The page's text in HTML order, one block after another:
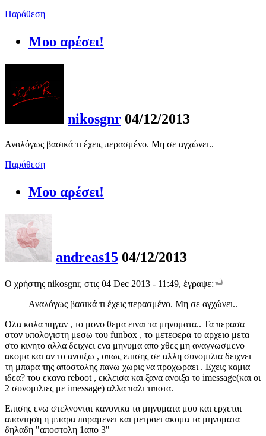
Παράθεση
Μου αρέσει!
nikosgnr 04/12/2013
Αναλόγως βασικά τι έχεις περασμένο. Μη σε αγχώνει..
Παράθεση
Μου αρέσει!
andreas15 04/12/2013
Ο χρήστης nikosgnr, στις 04 Dec 2013 - 11:49, έγραψε:
Αναλόγως βασικά τι έχεις περασμένο. Μη σε αγχώνει..
Ολα καλα πηγαν , το μονο θεμα ειναι τα μηνυματα.. Τα περασα
στον υπολογιστη μεσω του funbox , το μετεφερα το αρχειο μετα
στο κινητο αλλα δειχνει ενα μηνυμα απο χθες μη αναγνωσμενο
ακομα και αν το ανοιξω , οπως επισης σε αλλη συνομιλια δειχνει
τη μπαρα της αποστολης πανω χωρις να προχωραει . Εχεις καμια
ιδεα? του εκανα reboot , εκλεισα και ξανα ανοιξα το imessage(και οι
2 συνομιλιες με imessage) αλλα παλι τιποτα.
Επισης ενω στελνονται κανονικα τα μηνυματα μου και ερχεται
απαντηση η μπαρα παραμενει και μετραει ακομα τα μηνυματα
δηλαδη "αποστολη 1απο 3"